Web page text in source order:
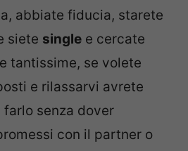
abbiate fiducia, starete
siete single e cercate
tantissime, se volete
e rilassarvi avrete
senza dover
con il partner o